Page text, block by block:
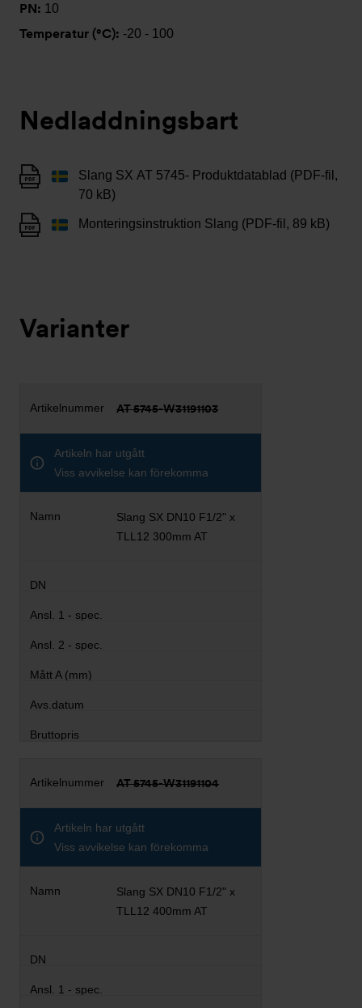
PN: 10
Temperatur (°C): -20 - 100
Nedladdningsbart
Slang SX AT 5745- Produktdatablad (PDF-fil,
70 kB)
Monteringsinstruktion Slang (PDF-fil, 89 kB)
Varianter
AT 5745-W31191103
Artikeln har utgått
Viss avvikelse kan förekomma
Slang SX DN10 F1/2" x
TLL12 300mm AT
AT 5745-W31191104
Artikeln har utgått
Viss avvikelse kan förekomma
Slang SX DN10 F1/2" x
TLL12 400mm AT